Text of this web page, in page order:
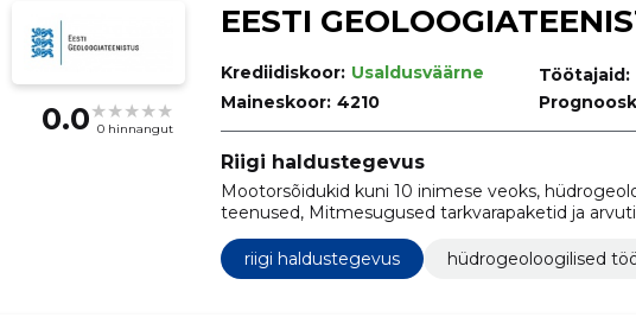
0.0 0 hinnangut
EESTI
Krediidiskoor: Usaldusväärne
Maineskoor: 4210
Töötajaid:
Riigi haldustegevus
Mootorsõidukid kuni 10 inimese veoks,
teenused, Mitmesugused tarkvarapaketid ja
tehnilise projekteerimise ja planeerimisteenused,
Tarkvara tugiteenused, Geoloogilised ja
riigi haldustegevus hüdrogeoloogilised